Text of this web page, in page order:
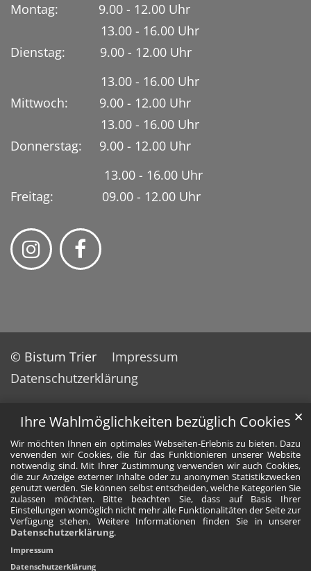
Ihre Wahlmöglichkeiten bezüglich Cookies
Wir möchten Ihnen ein optimales Webseiten-Erlebnis zu bieten. Dazu
verwenden wir Cookies, die für das Funktionieren unserer Website
notwendig sind. Mit Ihrer Zustimmung verwenden wir auch Cookies,
die zur Anzeige externer Inhalte oder zu anonymen Statistikzwecken
genutzt werden. Sie können selbst entscheiden, welche Kategorien Sie
zulassen möchten. Bitte beachten Sie, dass auf Basis Ihrer
Einstellungen womöglich nicht mehr alle Funktionalitäten der Seite zur
Verfügung stehen. Weitere Informationen finden Sie in unserer
Datenschutzerklärung.
✕
Impressum
Datenschutzerklärung
Montag: 9.00 - 12.00 Uhr
13.00 - 16.00 Uhr
Dienstag:
9.00 - 12.00 Uhr
13.00 - 16.00 Uhr
Mittwoch: 9.00 - 12.00 Uhr
13.00 - 16.00 Uhr
Donnerstag: 9.00 - 12.00 Uhr
13.00 - 16.00 Uhr
Freitag: 09.00 - 12.00 Uhr
© Bistum Trier
Impressum
Datenschutzerklärung